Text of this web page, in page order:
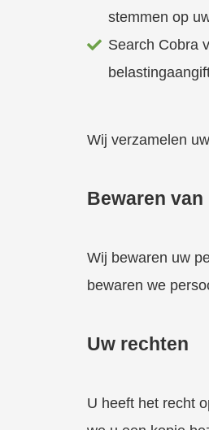
stemmen op
Search Cobra
Wij verzamelen
Bewaren
Wij bewaren uw
bewaren we
Uw rechten
U heeft het recht